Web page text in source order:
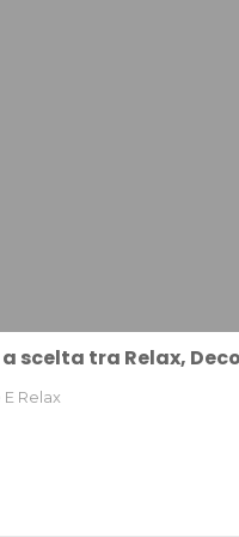
scelta tra Relax,
Relax